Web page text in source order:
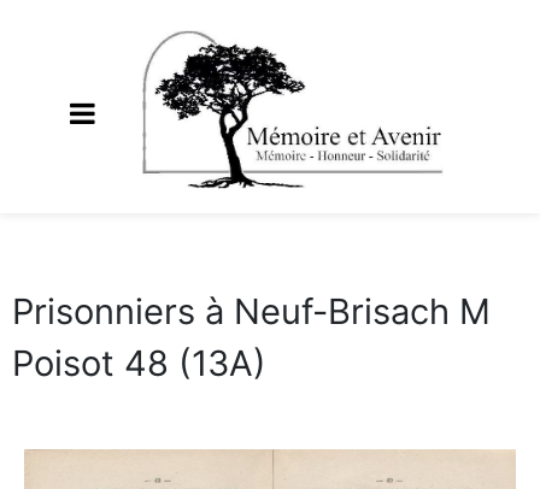
Prisonniers à Neuf-Brisach M
Poisot 48 (13A)